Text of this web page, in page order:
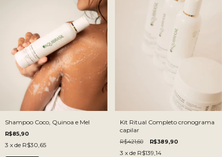
Shampoo Coco, Quinoa e Mel
R$85,90
3 x de R$30,65
Kit Ritual Completo cronograma
capilar
R$421,60 R$389,90
3 x de R$139,14